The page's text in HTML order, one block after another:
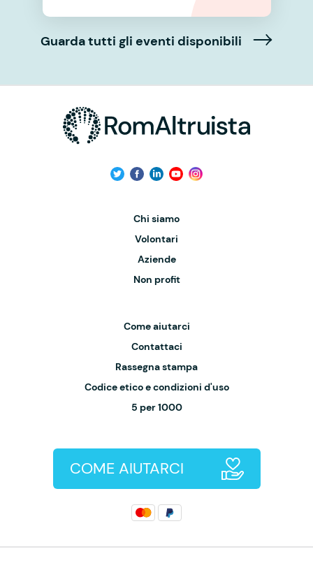
Guarda tutti gli eventi disponibili
Chi siamo
Volontari
Aziende
Non profit
Come aiutarci
Contattaci
Rassegna stampa
Codice etico e condizioni d'uso
5 per 1000
COME AIUTARCI